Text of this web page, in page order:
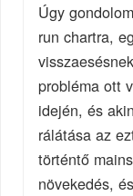
Úgy
run chartra,
probléma ott
idején, és
rálátása az
történtő
növekedés,